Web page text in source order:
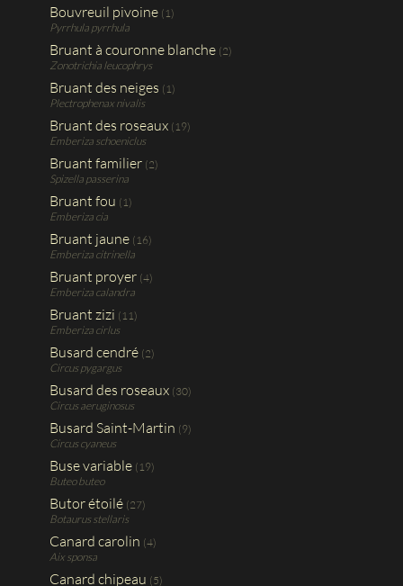
Bouvreuil pivoine (1)
Pyrrhula pyrrhula
Bruant à couronne blanche (2)
Zonotrichia leucophrys
Bruant des neiges (1)
Plectrophenax nivalis
Bruant des roseaux (19)
Emberiza schoeniclus
Bruant familier (2)
Spizella passerina
Bruant fou (1)
Emberiza cia
Bruant jaune (16)
Emberiza citrinella
Bruant proyer (4)
Emberiza calandra
Bruant zizi (11)
Emberiza cirlus
Busard cendré (2)
Circus pygargus
Busard des roseaux (30)
Circus aeruginosus
Busard Saint-Martin (9)
Circus cyaneus
Buse variable (19)
Buteo buteo
Butor étoilé (27)
Botaurus stellaris
Canard carolin (4)
Aix sponsa
Canard chipeau (5)